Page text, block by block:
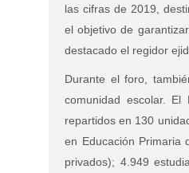
las cifras de 2019,
el objetivo de
destacado el regidor
Durante el foro,
comunidad escolar.
repartidos en 130
en Educación Primaria
privados); 4.949